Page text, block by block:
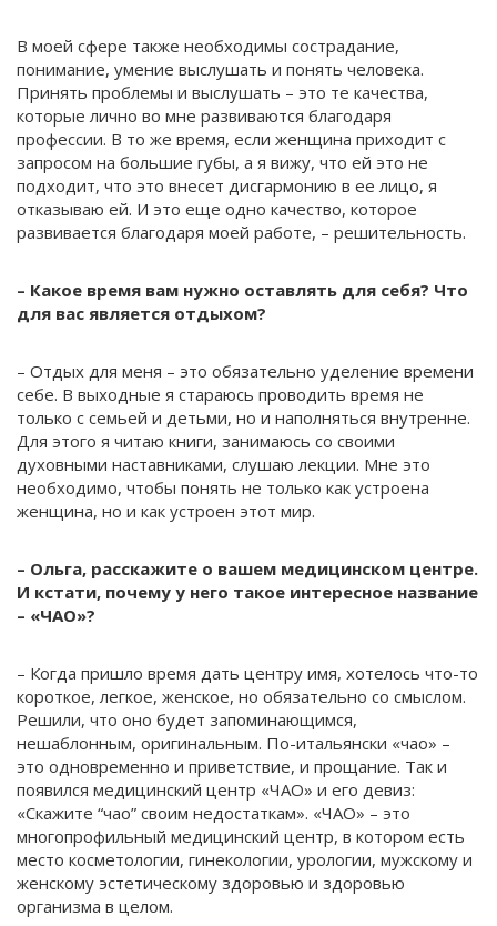
В моей сфере также необходимы сострадание,
понимание, умение выслушать и понять человека.
Принять проблемы и выслушать – это те качества,
которые лично во мне развиваются благодаря
профессии. В то же время, если женщина приходит с
запросом на большие губы, а я вижу, что ей это не
подходит, что это внесет дисгармонию в ее лицо, я
отказываю ей. И это еще одно качество, которое
развивается благодаря моей работе, – решительность.
– Какое время вам нужно оставлять для себя? Что
для вас является отдыхом?
– Отдых для меня – это обязательно уделение времени
себе. В выходные я стараюсь проводить время не
только с семьей и детьми, но и наполняться внутренне.
Для этого я читаю книги, занимаюсь со своими
духовными наставниками, слушаю лекции. Мне это
необходимо, чтобы понять не только как устроена
женщина, но и как устроен этот мир.
– Ольга, расскажите о вашем медицинском центре.
И кстати, почему у него такое интересное название
– «ЧАО»?
– Когда пришло время дать центру имя, хотелось что-то
короткое, легкое, женское, но обязательно со смыслом.
Решили, что оно будет запоминающимся,
нешаблонным, оригинальным. По-итальянски «чао» –
это одновременно и приветствие, и прощание. Так и
появился медицинский центр «ЧАО» и его девиз:
«Скажите “чао” своим недостаткам». «ЧАО» – это
многопрофильный медицинский центр, в котором есть
место косметологии, гинекологии, урологии, мужскому и
женскому эстетическому здоровью и здоровью
организма в целом.